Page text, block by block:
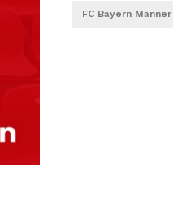
FC Bayern Männer